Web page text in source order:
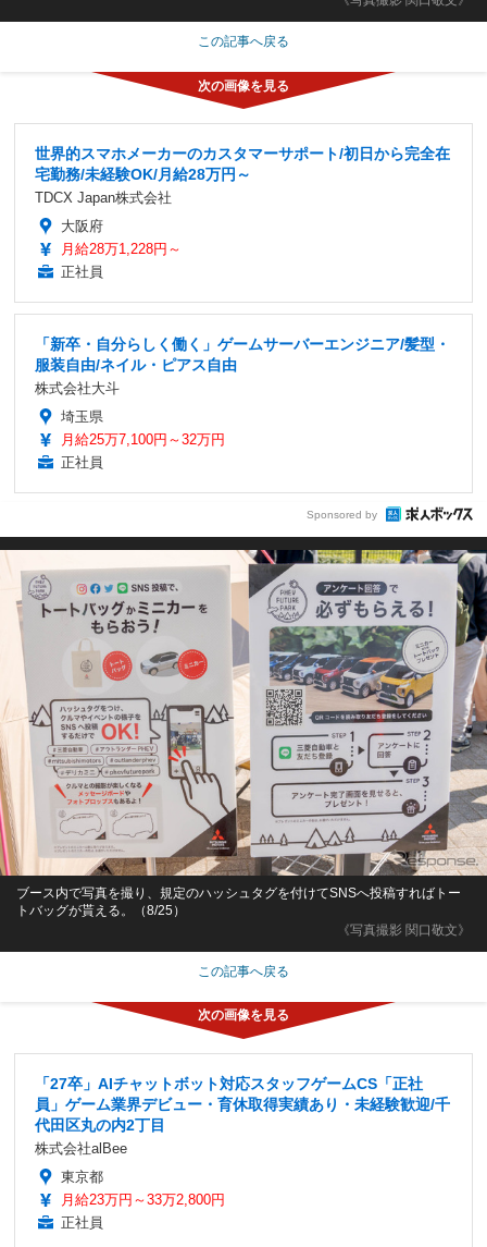
この記事へ戻る
世界的スマホメーカーのカスタマーサポート/初日から完全在
宅勤務/未経験OK/月給28万円～
TDCX Japan株式会社
大阪府
月給28万1,228円～
正社員
「新卒・自分らしく働く」ゲームサーバーエンジニア/髪型・
服装自由/ネイル・ピアス自由
株式会社大斗
埼玉県
月給25万7,100円～32万円
正社員
Sponsored by
《写真撮影 関口敬文》
ブース内で写真を撮り、規定のハッシュタグを付けてSNSへ投稿すればトー
トバッグが貰える。（8/25）
この記事へ戻る
「27卒」AIチャットボット対応スタッフゲームCS「正社
員」ゲーム業界デビュー・育休取得実績あり・未経験歓迎/千
代田区丸の内2丁目
株式会社alBee
東京都
月給23万円～33万2,800円
正社員